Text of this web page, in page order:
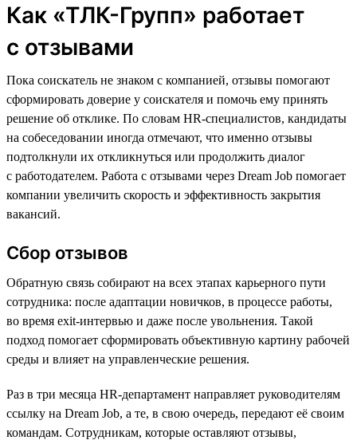
Как «ТЛК-Групп» работает
с отзывами
Пока соискатель не знаком с компанией, отзывы помогают
сформировать доверие у соискателя и помочь ему принять
решение об отклике. По словам HR-специалистов, кандидаты
на собеседовании иногда отмечают, что именно отзывы
подтолкнули их откликнуться или продолжить диалог
с работодателем. Работа с отзывами через Dream Job помогает
компании увеличить скорость и эффективность закрытия
вакансий.
Сбор отзывов
Обратную связь собирают на всех этапах карьерного пути
сотрудника: после адаптации новичков, в процессе работы,
во время exit-интервью и даже после увольнения. Такой
подход помогает сформировать объективную картину рабочей
среды и влияет на управленческие решения.
Раз в три месяца HR-департамент направляет руководителям
ссылку на Dream Job, а те, в свою очередь, передают её своим
командам. Сотрудникам, которые оставляют отзывы,